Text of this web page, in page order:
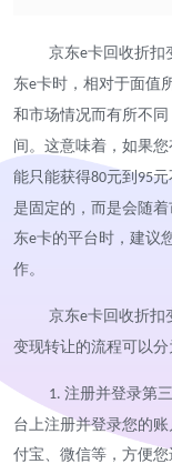
京东e卡回收折扣
东e卡时，相对于面值
和市场情况而有所不
间。这意味着，如果
能只能获得80元到95元
是固定的，而是会随
东e卡的平台时，建议
作。
京东e卡回收折扣
变现转让的流程可以分
1. 注册并登录第
台上注册并登录您的
付宝、微信等，方便您